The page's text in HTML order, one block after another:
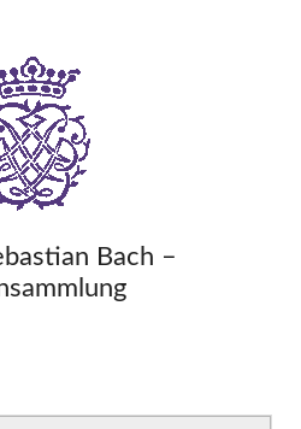
Bach –